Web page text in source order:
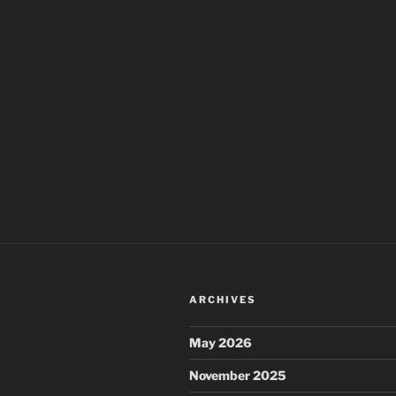
ARCHIVES
May 2026
November 2025